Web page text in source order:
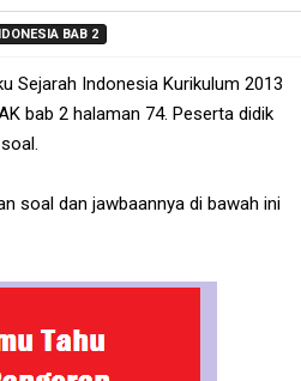
BAB 2
Sejarah Indonesia Kurikulum 2013
bab 2 halaman 74. Peserta didik
soal dan jawbaannya di bawah ini